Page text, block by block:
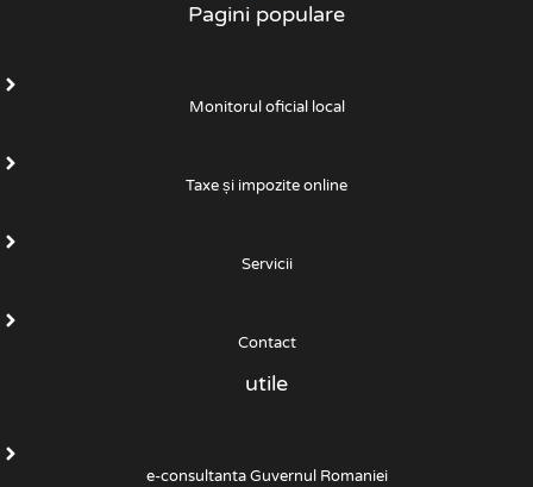
Pagini populare
Monitorul oficial local
Taxe și impozite online
Servicii
Contact
utile
e-consultanta Guvernul Romaniei